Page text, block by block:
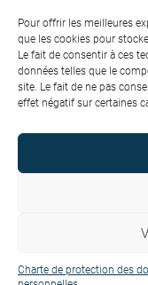
Pour offrir les meilleures
que les cookies pour
Le fait de consentir à ces
données telles que le
site. Le fait de ne pas
effet négatif sur certaines
Charte de protection des
Contactez-nous
Copyright © 2026
Charte de